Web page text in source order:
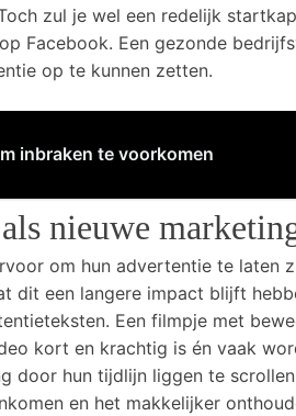
zul je wel een redelijk
Facebook. Een gezonde
op te kunnen zetten.
inbraken te voorkomen
nieuwe
om hun advertentie te laten
dit een langere impact blijft
Een filmpje met
kort en krachtig is én vaak
door hun tijdlijn liggen te
en het makkelijker